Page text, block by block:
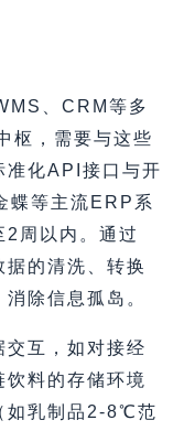
、CRM等多
枢，需要与这些
准化API接口与开
蝶等主流ERP系
2周以内。通过
的清洗、转换
除信息孤岛。
交互，如对接经
料的存储环境
如乳制品2-8℃范